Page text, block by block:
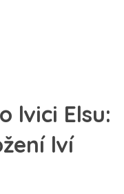
lvici Elsu:
lví